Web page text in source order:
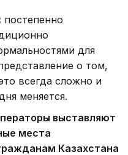
для
о том,
всегда сложно и
меняется.
выставляют
места
Казахстана